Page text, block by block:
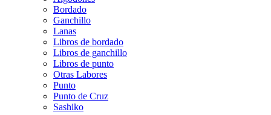
Bordado
Ganchillo
Lanas
Libros de bordado
Libros de ganchillo
Libros de punto
Otras Labores
Punto
Punto de Cruz
Sashiko